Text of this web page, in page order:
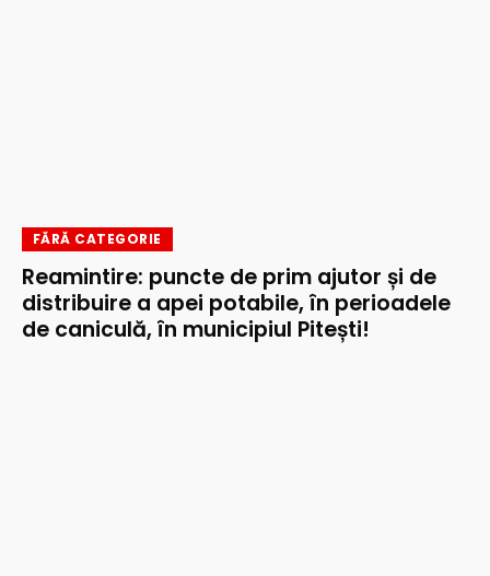
FĂRĂ CATEGORIE
Reamintire: puncte de prim ajutor și de
distribuire a apei potabile, în perioadele
de caniculă, în municipiul Pitești!